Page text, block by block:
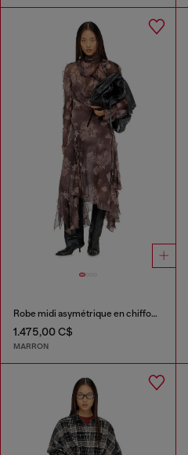
Robe midi asymétrique en chiffon et crêpe de soie
1.475,00 C$
MARRON